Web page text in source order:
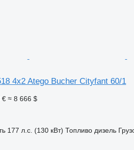
4x2 Atego Bucher Cityfant 60/1
€ ≈ 8 666 $
177 л.с. (130 кВт) Топливо дизель